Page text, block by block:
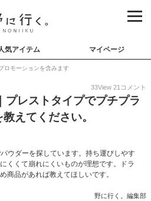
人気アイテム マイページ
ロモーションを含みます
33View 21 コメント
プレストタイプでプチプラ
えてください。
ウダーを探しています。持ち運びしやす
くくて崩れにくいものが理想です。ドラ
商品があれば教えてほしいです。
野に行く。編集部